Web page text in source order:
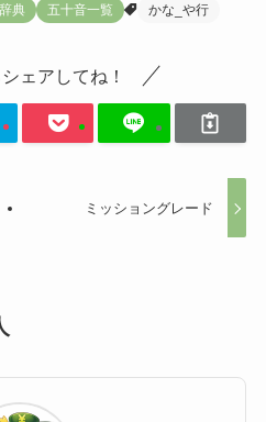
典 五十音一覧 かな_や行
ェアしてね！
ミッショングレード